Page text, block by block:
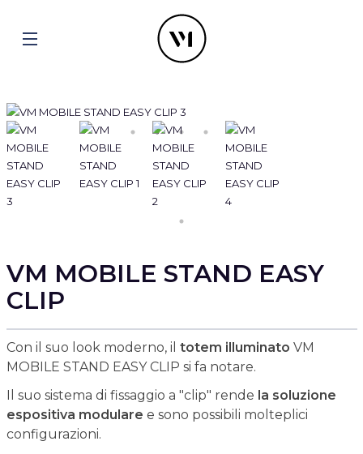
VM MOBILE STAND EASY
CLIP
Con il suo look moderno, il totem illuminato VM
MOBILE STAND EASY CLIP si fa notare.
Il suo sistema di fissaggio a "clip" rende la soluzione
espositiva modulare e sono possibili molteplici
configurazioni.